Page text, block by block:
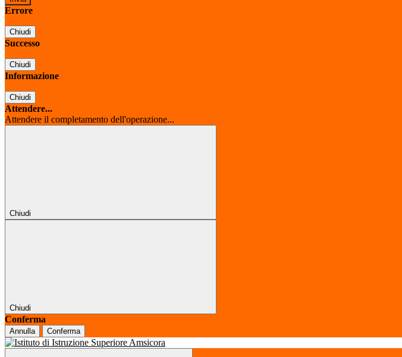
Errore
Chiudi
Successo
Chiudi
Informazione
Chiudi
Attendere...
Attendere il completamento dell'operazione...
Chiudi
Chiudi
Conferma
Annulla Conferma